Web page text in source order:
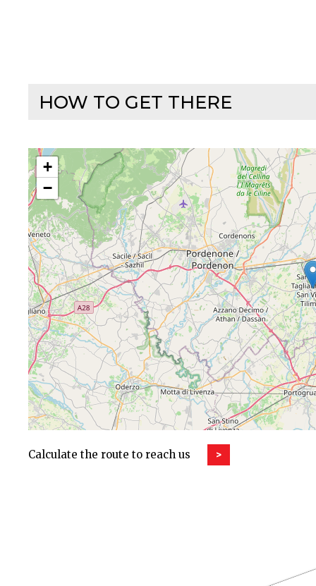
HOW TO GET THERE
+
−
Calculate the route to reach us >